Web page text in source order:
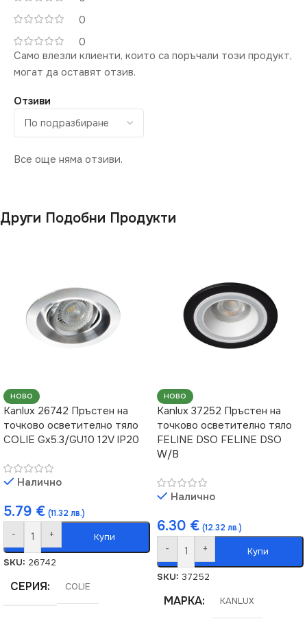
0
0
Отзиви
Все още няма отзиви.
Само влезли клиенти, които са поръчали този продукт,
могат да оставят отзив.
Други Подобни Продукти
НОВО
Kanlux 26742 Пръстен на
точково осветително тяло
COLIE Gx5.3/GU10 12V IP20
Налично
5.79 € (11.32 лв.)
- + Купи
SKU: 26742
СЕРИЯ COLIE
НОВО
Kanlux 37252 Пръстен на
точково осветително тяло
FELINE DSO FELINE DSO
W/B
Налично
6.30 € (12.32 лв.)
- + Купи
SKU: 37252
МАРКА KANLUX